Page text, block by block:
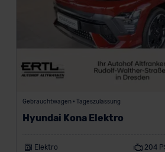
der EU erfolgt, erfolgt dies
Grundlage eines
Kommission (Art. 45 Abs. 1
Standarddatenschutzklauseln (Art.
DSGVO) oder wenn Sie hierzu Ihre
erteilen. Nähere Informationen zu
Datenschutzklauseln können Sie
unserem Datenschutzbeauftragten
Gebrauchtwagen • Tageszulassung
Hyundai Kona Elektro
Elektro
204